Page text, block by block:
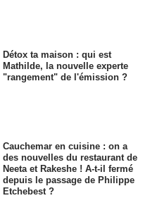
Détox ta maison : qui est
Mathilde, la nouvelle experte
"rangement" de l'émission ?
Cauchemar en cuisine : on a
des nouvelles du restaurant de
Neeta et Rakeshe ! A-t-il fermé
depuis le passage de Philippe
Etchebest ?